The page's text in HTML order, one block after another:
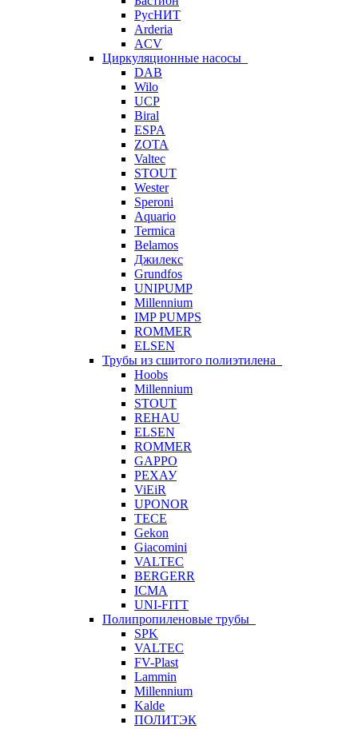
РусНИТ
Arderia
ACV
Циркуляционные насосы
DAB
Wilo
UCP
Biral
ESPA
ZOTA
Valtec
STOUT
Wester
Speroni
Aquario
Termica
Belamos
Джилекс
Grundfos
UNIPUMP
Millennium
IMP PUMPS
ROMMER
ELSEN
Трубы из сшитого полиэтилена
Hoobs
Millennium
STOUT
REHAU
ELSEN
ROMMER
GAPPO
РЕХАУ
ViEiR
UPONOR
TECE
Gekon
Giacomini
VALTEC
BERGERR
ICMA
UNI-FITT
Полипропиленовые трубы
SPK
VALTEC
FV-Plast
Lammin
Millennium
Kalde
ПОЛИТЭК